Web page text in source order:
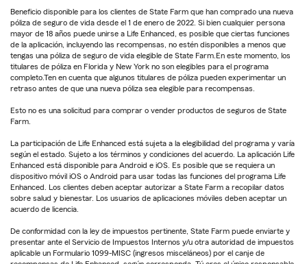
Beneficio disponible para los clientes de State Farm que han comprado una nueva
póliza de seguro de vida desde el 1 de enero de 2022. Si bien cualquier persona
mayor de 18 años puede unirse a Life Enhanced, es posible que ciertas funciones
de la aplicación, incluyendo las recompensas, no estén disponibles a menos que
tengas una póliza de seguro de vida elegible de State Farm.En este momento, los
titulares de póliza en Florida y New York no son elegibles para el programa
completo.Ten en cuenta que algunos titulares de póliza pueden experimentar un
retraso antes de que una nueva póliza sea elegible para recompensas.
Esto no es una solicitud para comprar o vender productos de seguros de State
Farm.
La participación de Life Enhanced está sujeta a la elegibilidad del programa y varía
según el estado. Sujeto a los términos y condiciones del acuerdo. La aplicación Life
Enhanced está disponible para Android e iOS. Es posible que se requiera un
dispositivo móvil iOS o Android para usar todas las funciones del programa Life
Enhanced. Los clientes deben aceptar autorizar a State Farm a recopilar datos
sobre salud y bienestar. Los usuarios de aplicaciones móviles deben aceptar un
acuerdo de licencia.
De conformidad con la ley de impuestos pertinente, State Farm puede enviarte y
presentar ante el Servicio de Impuestos Internos y/u otra autoridad de impuestos
aplicable un Formulario 1099-MISC (ingresos misceláneos) por el canje de